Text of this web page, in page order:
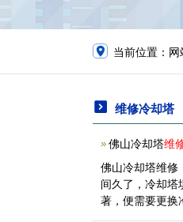
当前位置： 网
维修冷却塔
佛山冷却塔维
佛山冷却塔维修
间久了，冷却塔
著，便需要更换